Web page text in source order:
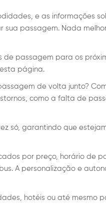
e as informações
sua passagem. Nada
passagem para os
página.
de volta junto?
como a falta de
só, garantindo que
por preço, horário de
A personalização e
hotéis ou até mesmo